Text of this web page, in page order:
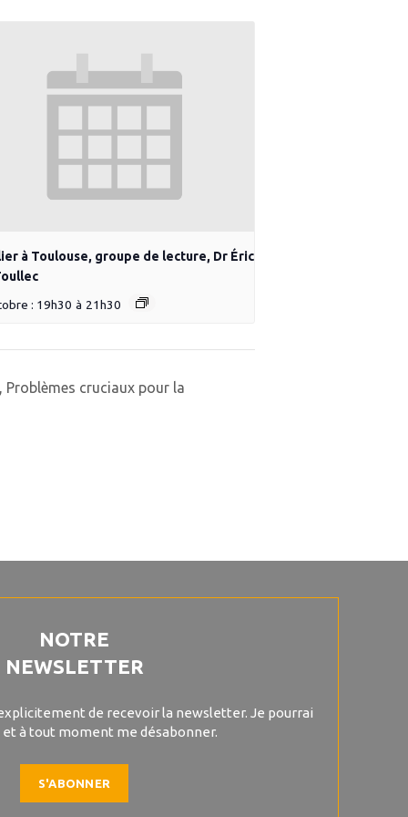
à Toulouse, groupe de lecture, Dr Éric
: 19h30 à 21h30
Problèmes cruciaux pour la
NOTRE
NEWSLETTER
de recevoir la newsletter. Je pourrai
à tout moment me désabonner.
S'ABONNER